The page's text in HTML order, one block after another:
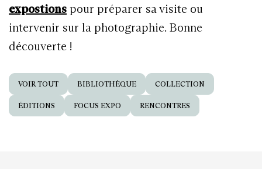
expostions pour préparer sa visite ou
intervenir sur la photographie. Bonne
découverte !
VOIR TOUT BIBLIOTHÈQUE COLLECTION
ÉDITIONS FOCUS EXPO RENCONTRES